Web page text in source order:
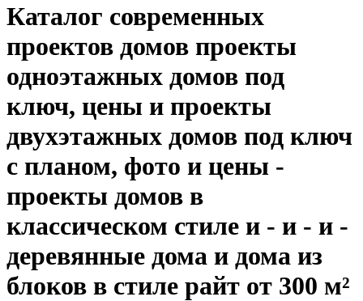
Каталог современных
проектов домов проекты
одноэтажных домов под
ключ, цены и проекты
двухэтажных домов под ключ
с планом, фото и цены -
проекты домов в
классическом стиле и - и - и -
деревянные дома и дома из
блоков в стиле райт от 300 м²